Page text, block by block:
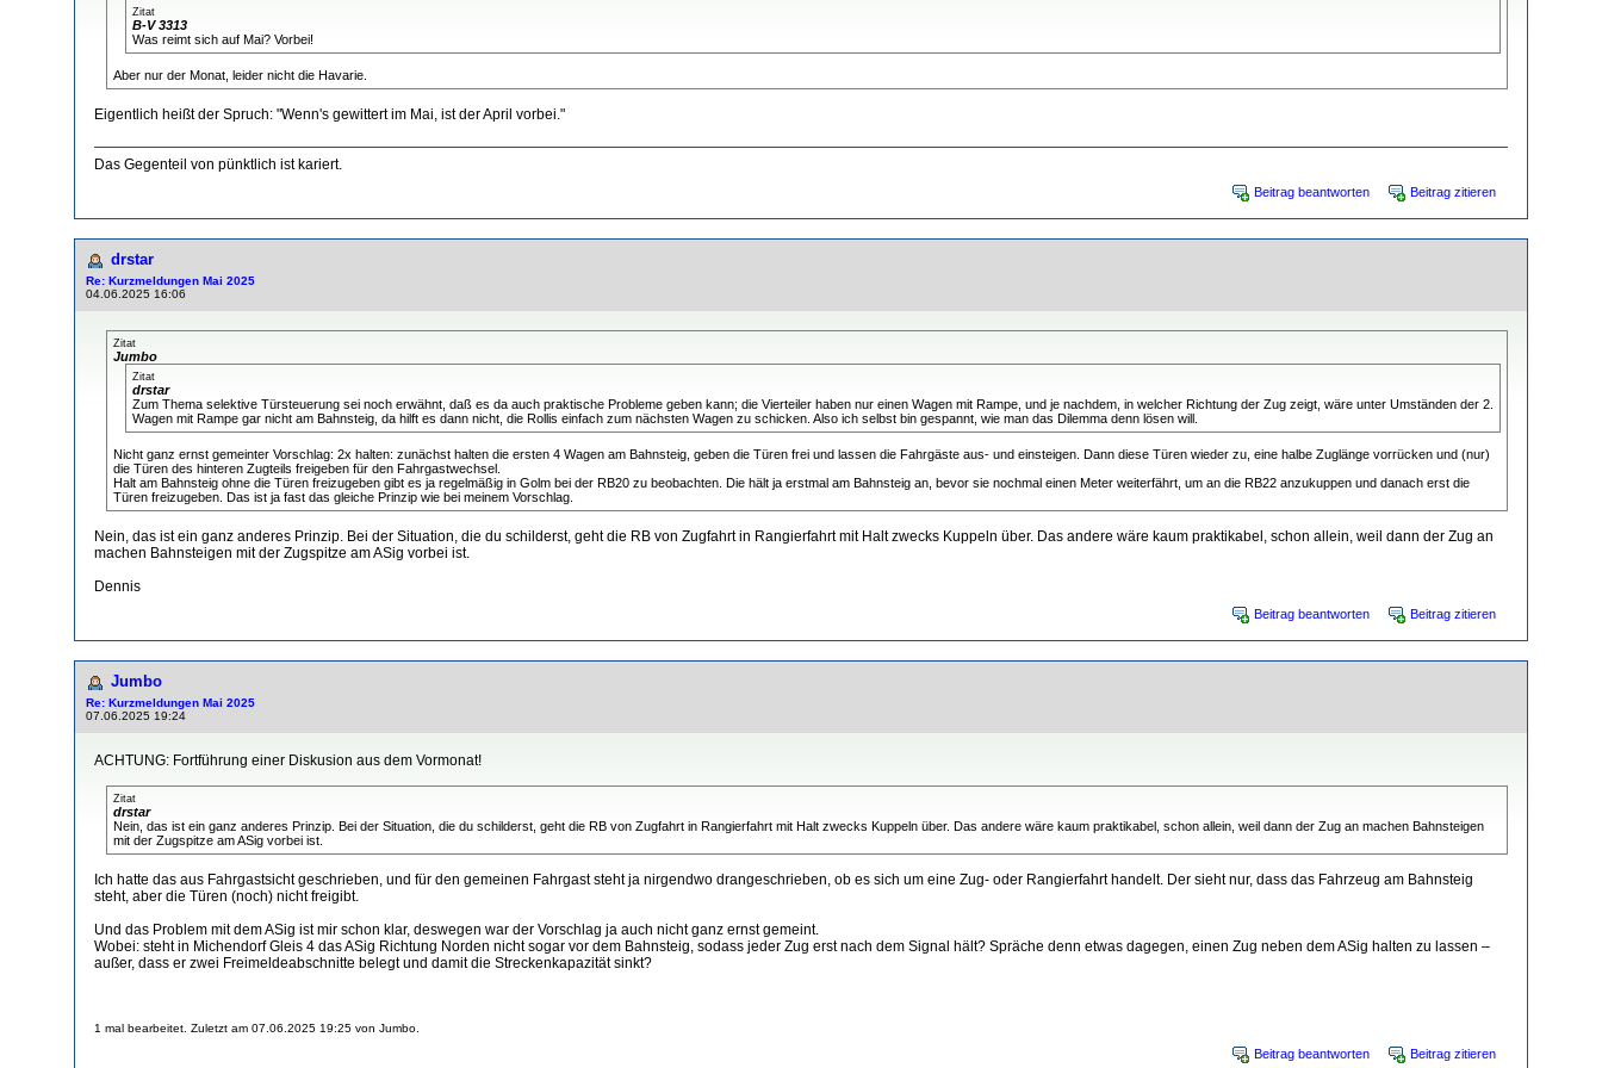
Zitat
B-V 3313
Was reimt sich auf Mai? Vorbei!
Aber nur der Monat, leider nicht die Havarie.
Eigentlich heißt der Spruch: "Wenn's gewittert im Mai, ist der April vorbei."
Das Gegenteil von pünktlich ist kariert.
Beitrag beantworten Beitrag zitieren
drstar
Re: Kurzmeldungen Mai 2025
04.06.2025 16:06
Zitat
Jumbo
Zitat
drstar
Zum Thema selektive Türsteuerung sei noch erwähnt, daß es da auch praktische Probleme geben kann; die Vierteiler haben nur einen Wagen mit Rampe, und je nachdem, in welcher Richtung der Zug zeigt, wäre unter Umständen der 2.
Wagen mit Rampe gar nicht am Bahnsteig, da hilft es dann nicht, die Rollis einfach zum nächsten Wagen zu schicken. Also ich selbst bin gespannt, wie man das Dilemma denn lösen will.
Nicht ganz ernst gemeinter Vorschlag: 2x halten: zunächst halten die ersten 4 Wagen am Bahnsteig, geben die Türen frei und lassen die Fahrgäste aus- und einsteigen. Dann diese Türen wieder zu, eine halbe Zuglänge vorrücken und (nur)
die Türen des hinteren Zugteils freigeben für den Fahrgastwechsel.
Halt am Bahnsteig ohne die Türen freizugeben gibt es ja regelmäßig in Golm bei der RB20 zu beobachten. Die hält ja erstmal am Bahnsteig an, bevor sie nochmal einen Meter weiterfährt, um an die RB22 anzukuppen und danach erst die
Türen freizugeben. Das ist ja fast das gleiche Prinzip wie bei meinem Vorschlag.
Nein, das ist ein ganz anderes Prinzip. Bei der Situation, die du schilderst, geht die RB von Zugfahrt in Rangierfahrt mit Halt zwecks Kuppeln über. Das andere wäre kaum praktikabel, schon allein, weil dann der Zug an
machen Bahnsteigen mit der Zugspitze am ASig vorbei ist.
Dennis
Beitrag beantworten Beitrag zitieren
Jumbo
Re: Kurzmeldungen Mai 2025
07.06.2025 19:24
ACHTUNG: Fortführung einer Diskusion aus dem Vormonat!
Zitat
drstar
Nein, das ist ein ganz anderes Prinzip. Bei der Situation, die du schilderst, geht die RB von Zugfahrt in Rangierfahrt mit Halt zwecks Kuppeln über. Das andere wäre kaum praktikabel, schon allein, weil dann der Zug an machen Bahnsteigen
mit der Zugspitze am ASig vorbei ist.
Ich hatte das aus Fahrgastsicht geschrieben, und für den gemeinen Fahrgast steht ja nirgendwo drangeschrieben, ob es sich um eine Zug- oder Rangierfahrt handelt. Der sieht nur, dass das Fahrzeug am Bahnsteig
steht, aber die Türen (noch) nicht freigibt.
Und das Problem mit dem ASig ist mir schon klar, deswegen war der Vorschlag ja auch nicht ganz ernst gemeint.
Wobei: steht in Michendorf Gleis 4 das ASig Richtung Norden nicht sogar vor dem Bahnsteig, sodass jeder Zug erst nach dem Signal hält? Spräche denn etwas dagegen, einen Zug neben dem ASig halten zu lassen –
außer, dass er zwei Freimeldeabschnitte belegt und damit die Streckenkapazität sinkt?
1 mal bearbeitet. Zuletzt am 07.06.2025 19:25 von Jumbo.
Beitrag beantworten Beitrag zitieren